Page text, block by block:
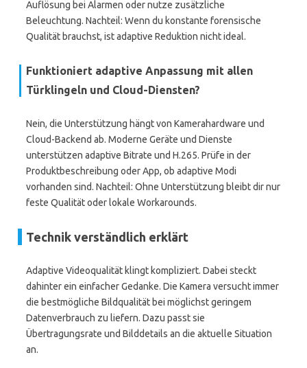
Auflösung bei Alarmen oder nutze zusätzliche
Beleuchtung. Nachteil: Wenn du konstante forensische
Qualität brauchst, ist adaptive Reduktion nicht ideal.
Funktioniert adaptive Anpassung mit allen
Türklingeln und Cloud-Diensten?
Nein, die Unterstützung hängt von Kamerahardware und
Cloud-Backend ab. Moderne Geräte und Dienste
unterstützen adaptive Bitrate und H.265. Prüfe in der
Produktbeschreibung oder App, ob adaptive Modi
vorhanden sind. Nachteil: Ohne Unterstützung bleibt dir nur
feste Qualität oder lokale Workarounds.
Technik verständlich erklärt
Adaptive Videoqualität klingt kompliziert. Dabei steckt
dahinter ein einfacher Gedanke. Die Kamera versucht immer
die bestmögliche Bildqualität bei möglichst geringem
Datenverbrauch zu liefern. Dazu passt sie
Übertragungsrate und Bilddetails an die aktuelle Situation
an.